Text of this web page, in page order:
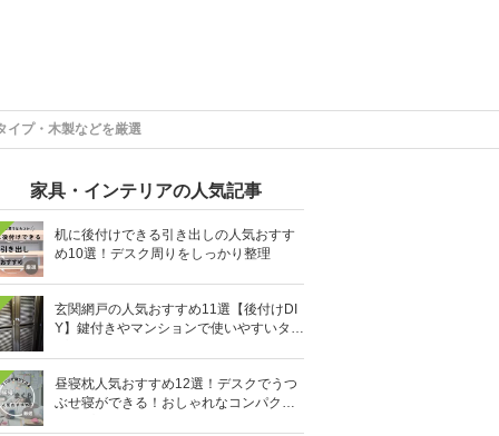
イプ・木製などを厳選
家具・インテリアの人気記事
机に後付けできる引き出しの人気おすす
め10選！デスク周りをしっかり整理
玄関網戸の人気おすすめ11選【後付けDI
Y】鍵付きやマンションで使いやすいタイ
昼寝枕人気おすすめ12選！デスクでうつ
ぶせ寝ができる！おしゃれなコンパクト